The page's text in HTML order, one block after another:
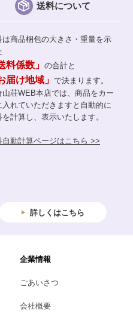
送料について
は商品梱包の大きさ・重量を示
料係数」 の合計と
届け地域」 で決まります。
山荘WEB本店では、商品をカー
入れていただきますと自動的に
を計算し、表示いたします。
自動計算ページはこちら >>
詳しくはこちら
企業情報
ごあいさつ
会社概要